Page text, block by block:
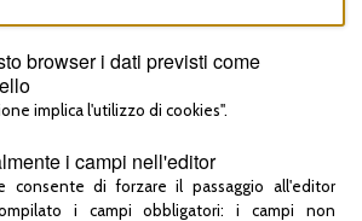
browser i dati previsti come
implica l'utilizzo di cookies".
i campi nell'editor
consente di forzare il passaggio all'editor
i campi obbligatori: i campi non